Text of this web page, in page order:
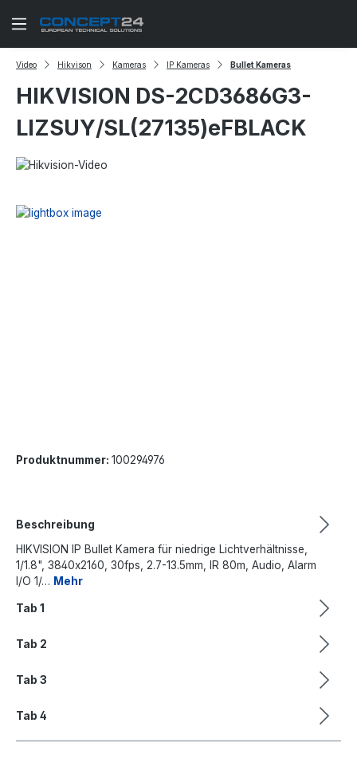
Zum Hauptinhalt springen
Video Hikvison Kameras IP Kameras Bullet Kameras
HIKVISION DS-2CD3686G3-
LIZSUY/SL(27135)eFBLACK
Produktnummer: 100294976
Beschreibung
HIKVISION IP Bullet Kamera für niedrige Lichtverhältnisse,
1/1.8", 3840x2160, 30fps, 2.7-13.5mm, IR 80m, Audio, Alarm
I/O 1/… Mehr
Tab 1
Tab 2
Tab 3
Tab 4